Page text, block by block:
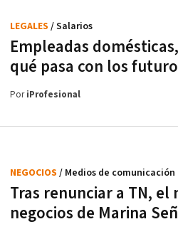
Empleadas
qué pasa con los
LEGALES / Salarios
PoriProfesional
Tras renunciar a TN,
negocios de Marina
NEGOCIOS / Medios de comunicación